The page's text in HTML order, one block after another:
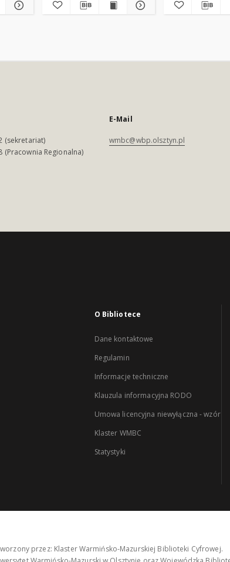
(sekretariat)
(Pracownia Regionalna)
E-Mail
wmbc@wbp.olsztyn.pl
O Bibliotece
Dane kontaktowe
Regulamin
Informacje techniczne
Klauzula informacyjna RODO
Umowa licencyjna niewyłączna - wzór
Klaster WMBC
Statystyki
przez: Klaster Warmińsko-Mazurskiej Biblioteki Cyfrowej.